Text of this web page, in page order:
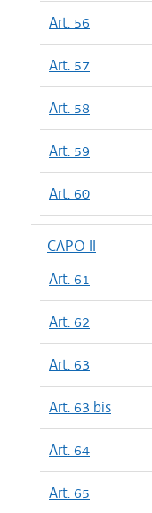
Art. 56
Art. 57
Art. 58
Art. 59
Art. 60
CAPO II
Art. 61
Art. 62
Art. 63
Art. 63 bis
Art. 64
Art. 65